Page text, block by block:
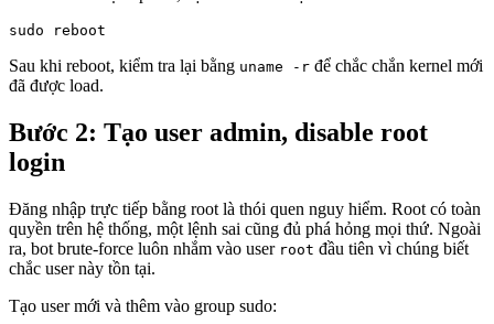
sudo reboot
Sau khi reboot, kiểm tra lại bằng uname -r để chắc chắn kernel mới
đã được load.
Bước 2: Tạo user admin, disable root
login
Đăng nhập trực tiếp bằng root là thói quen nguy hiểm. Root có toàn
quyền trên hệ thống, một lệnh sai cũng đủ phá hỏng mọi thứ. Ngoài
ra, bot brute-force luôn nhắm vào user root đầu tiên vì chúng biết
chắc user này tồn tại.
Tạo user mới và thêm vào group sudo: